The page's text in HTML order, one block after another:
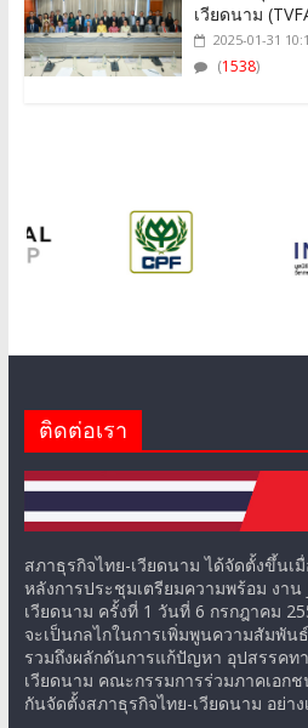
(1538)
สภาธุรกิจไทย-เวียดนาม ได้จัดตั้งขึ้นเ
หลังการประชุมเตรียมความพร้อม งาน
เวียดนาม ครั้งที่ 1 วันที่ 6 กรกฎาคม
จะเป็นกลไกในการเพิ่มพูนความสัมพัน
รวมถึงผลักดันการแก้ปัญหา อุปสรรคท
เวียดนาม คณะกรรมการร่วมภาคเอกช
กันจัดตั้งสภาธุรกิจไทย-เวียดนาม อย่า
สนใจสมัครสมาชิกหรือสอบถามข้อมูลเ